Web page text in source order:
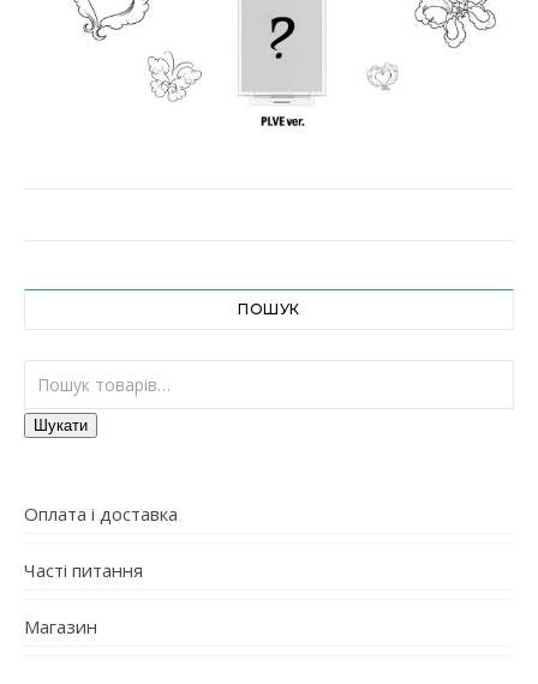
ПОШУК
Шукати:
Шукати
Оплата і доставка
Часті питання
Магазин